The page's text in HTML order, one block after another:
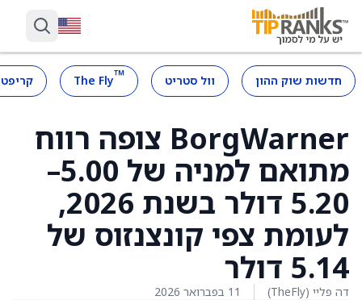
חדשות שוק ההון וול סטריט ™
The Fly
BorgWarner צופה רווח
מתואם למניה של 5.00–
5.20 דולר בשנת 2026,
לעומת צפי קונצנזוס של
5.14 דולר
דה פליי (TheFly) 11 בפברואר 2026